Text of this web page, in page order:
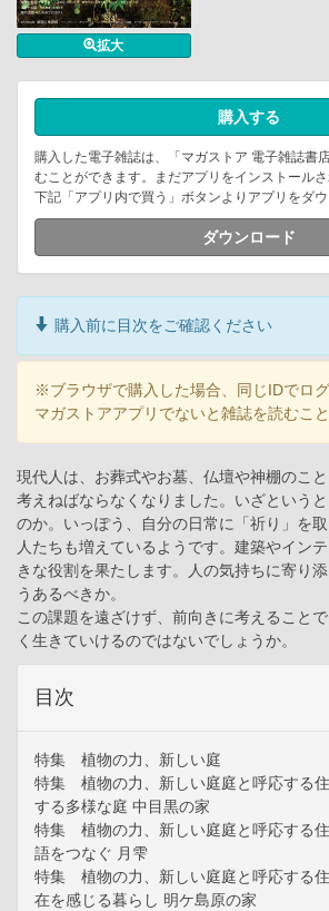
拡大
購入する
購入した電子雑誌は、「マガストア 電子雑誌書
むことができます。まだアプリをインストールさ
下記「アプリ内で買う」ボタンよりアプリをダウ
ダウンロード
購入前に目次をご確認ください
※ブラウザで購入した場合、同じIDでロ
マガストアアプリでないと雑誌を読むこ
現代人は、お葬式やお墓、仏壇や神棚のこ
考えねばならなくなりました。いざという
のか。いっぽう、自分の日常に「祈り」を
人たちも増えているようです。建築やイン
きな役割を果たします。人の気持ちに寄り
うあるべきか。
この課題を遠ざけず、前向きに考えること
く生きていけるのではないでしょうか。
目次
特集 植物の力、新しい庭
特集 植物の力、新しい庭庭と呼応する
する多様な庭 中目黒の家
特集 植物の力、新しい庭庭と呼応する
語をつなぐ 月雫
特集 植物の力、新しい庭庭と呼応する
在を感じる暮らし 明ケ島原の家